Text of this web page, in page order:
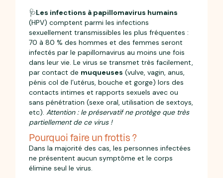
🩺Les infections à papillomavirus humains
(HPV) comptent parmi les infections
sexuellement transmissibles les plus fréquentes :
70 à 80 % des hommes et des femmes seront
infectés par le papillomavirus au moins une fois
dans leur vie. Le virus se transmet très facilement,
par contact de muqueuses (vulve, vagin, anus,
pénis col de l’utérus, bouche et gorge) lors des
contacts intimes et rapports sexuels avec ou
sans pénétration (sexe oral, utilisation de sextoys,
etc).Attention : le préservatif ne protège que très
partiellement de ce virus !
Pourquoi faire un frottis ?
Dans la majorité des cas, les personnes infectées
ne présentent aucun symptôme et le corps
élimine seul le virus.